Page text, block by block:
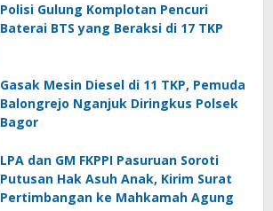
Polisi Gulung Komplotan Pencuri
Baterai BTS yang Beraksi di 17 TKP
Gasak Mesin Diesel di 11 TKP, Pemuda
Balongrejo Nganjuk Diringkus Polsek
Bagor
LPA dan GM FKPPI Pasuruan Soroti
Putusan Hak Asuh Anak, Kirim Surat
Pertimbangan ke Mahkamah Agung